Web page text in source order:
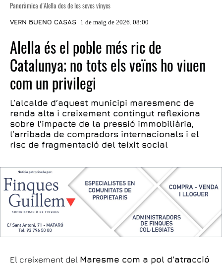
Panoràmica d'Alella des de les seves vinyes
VERN BUENO CASAS 1 de maig de 2026. 08:00
Alella és el poble més ric de
Catalunya; no tots els veïns ho viuen
com un privilegi
L’alcalde d’aquest municipi maresmenc de
renda alta i creixement contingut reflexiona
sobre l’impacte de la pressió immobiliària,
l’arribada de compradors internacionals i el
risc de fragmentació del teixit social
El creixement del Maresme com a pol d’atracció